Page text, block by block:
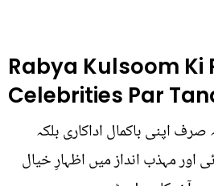
Rabya Kulsoom Ki
Celebrities Par
صرف اپنی باکمال اداکاری بلکہ
مہذب انداز میں اظہارِ خیال